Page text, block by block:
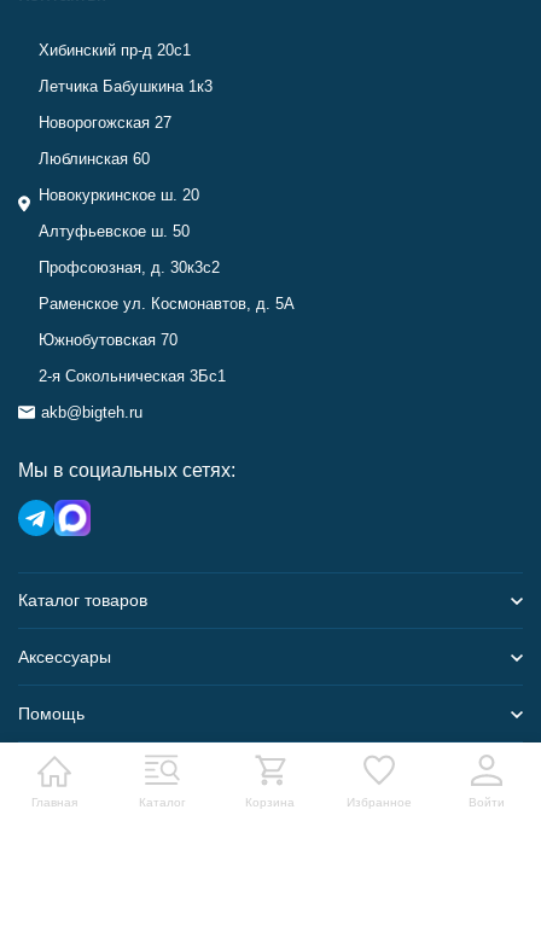
Главная Каталог Корзина Избранное Войти
Хибинский пр-д 20с1
Летчика Бабушкина 1к3
Новорогожская 27
Люблинская 60
Новокуркинское ш. 20
Алтуфьевское ш. 50
Профсоюзная, д. 30к3с2
Раменское ул. Космонавтов, д. 5А
Южнобутовская 70
2-я Сокольническая 3Бс1
akb@bigteh.ru
Мы в социальных сетях:
Каталог товаров
Аксессуары
Помощь
Карта сайта